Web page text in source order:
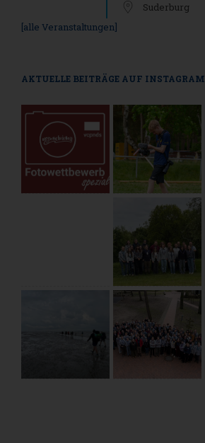
Suderburg
[alle Veranstaltungen]
AKTUELLE BEITRÄGE AUF INSTAGRAM